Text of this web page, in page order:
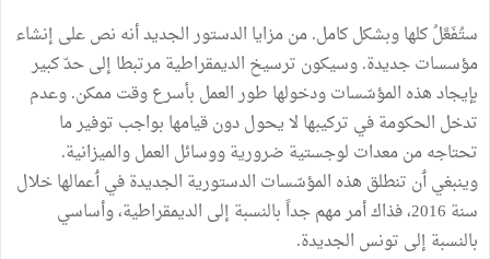
ستُفَعَّلُ كلها وبشكل كامل. من مزايا الدستور الجديد أنه نص على إنشاء
مؤسسات جديدة. وسيكون ترسيخ الديمقراطية مرتبطا إلى حدّ كبير
بإيجاد هذه المؤسّسات ودخولها طور العمل بأسرع وقت ممكن. وعدم
تدخل الحكومة في تركيبها لا يحول دون قيامها بواجب توفير ما
تحتاجه من معدات لوجستية ضرورية ووسائل العمل والميزانية.
وينبغي ٲن تنطلق هذه المؤسّسات الدستورية الجديدة في ٲعمالها خلال
سنة 2016، فذاك أمر مهم جداً بالنسبة إلى الديمقراطية، وأساسي
بالنسبة إلى تونس الجديدة.